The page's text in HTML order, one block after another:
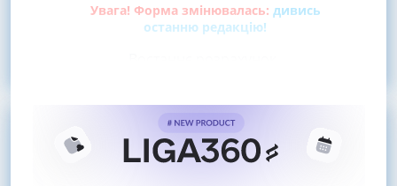
Увага! Форма змінювалась: дивись
останню редакцію!